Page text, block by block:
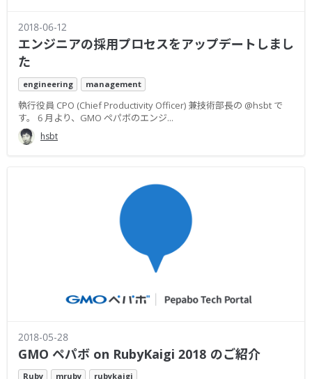
2018-06-12
エンジニアの採用プロセスをアップデートしまし
た
engineering management
執行役員 CPO (Chief Productivity Officer) 兼技術部長の @hsbt で
す。 6 月より、GMO ペパボのエンジ...
hsbt
2018-05-28
GMO ペパボ on RubyKaigi 2018 のご紹介
Ruby mruby rubykaigi